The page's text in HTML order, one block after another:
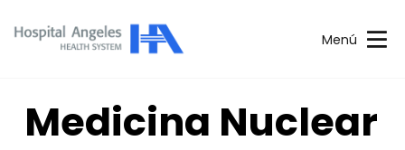
Menú
Medicina Nuclear